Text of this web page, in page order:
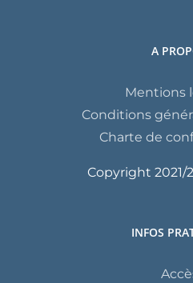
A
Mentions
Conditions
Charte de
Copyright 2021/
INFOS